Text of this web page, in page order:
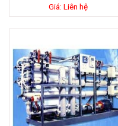
Giá: Liên hệ